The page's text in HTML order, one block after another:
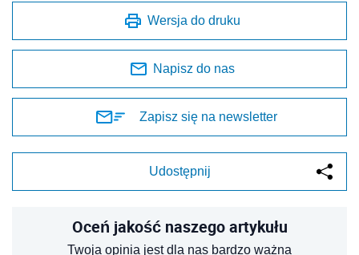
Wersja do druku
Napisz do nas
Zapisz się na newsletter
Udostępnij
Oceń jakość naszego artykułu
Twoja opinia jest dla nas bardzo ważna